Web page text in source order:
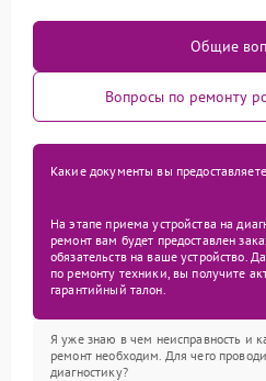
Общие
Вопросы по ремонту
Какие документы вы
На этапе приема устройства на
ремонт вам будет предоставлен
обязательств на ваше устройство.
по ремонту техники, вы получите
гарантийный талон.
Я уже знаю в чем неисправность и
ремонт необходим. Для чего
диагностику?